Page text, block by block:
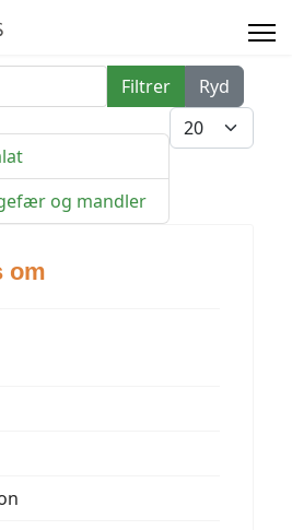
Filtrer
Ryd
Vis #
og mandler
om